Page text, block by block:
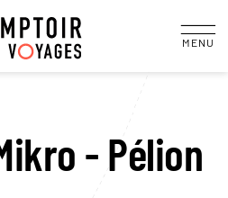
MENU
- Pélion